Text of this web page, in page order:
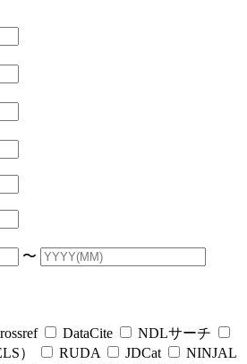
〜
DataCite
NDLサーチ
）
RUDA JDCat
NINJAL